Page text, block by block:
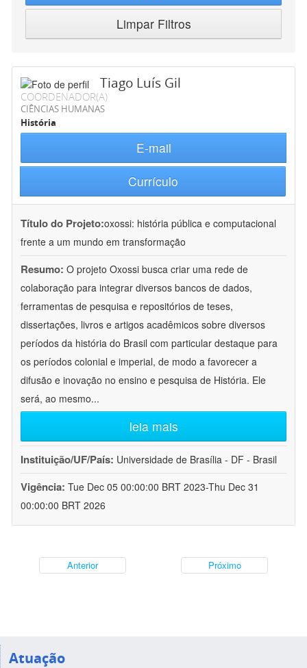
Limpar Filtros
Tiago Luís Gil
COORDENADOR(A)
CIÊNCIAS HUMANAS
História
E-mail
Currículo
Título do Projeto:oxossi: história pública e computacional
frente a um mundo em transformação
Resumo: O projeto Oxossi busca criar uma rede de
colaboração para integrar diversos bancos de dados,
ferramentas de pesquisa e repositórios de teses,
dissertações, livros e artigos acadêmicos sobre diversos
períodos da história do Brasil com particular destaque para
os períodos colonial e imperial, de modo a favorecer a
difusão e inovação no ensino e pesquisa de História. Ele
será, ao mesmo...
leia mais
Instituição/UF/País: Universidade de Brasília - DF - Brasil
Vigência: Tue Dec 05 00:00:00 BRT 2023-Thu Dec 31
00:00:00 BRT 2026
Anterior Próximo
Atuação